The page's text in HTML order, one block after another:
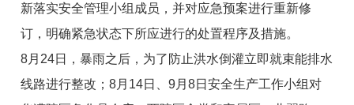
新落实安全管理小组成员，并对应急预案进行重新修
订，明确紧急状态下所应进行的处置程序及措施。
8月24日，暴雨之后，为了防止洪水倒灌立即就束能排水
线路进行整改；8月14日、9月8日安全生产工作小组对